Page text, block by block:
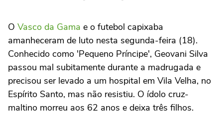
O Vasco da Gama e o futebol capixaba
amanheceram de luto nesta segunda-feira (18).
Conhecido como 'Pequeno Príncipe', Geovani Silva
passou mal subitamente durante a madrugada e
precisou ser levado a um hospital em Vila Velha, no
Espírito Santo, mas não resistiu. O ídolo cruz-
maltino morreu aos 62 anos e deixa três filhos.